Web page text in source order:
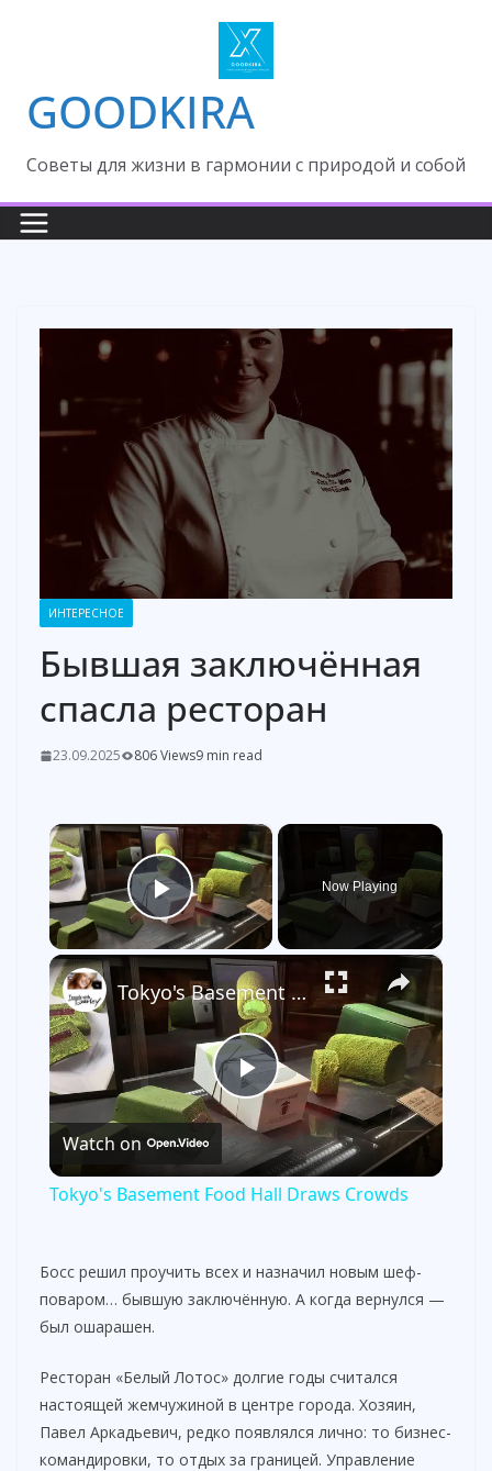
GOODKIRA
Cоветы для жизни в гармонии с природой и собой
ИНТЕРЕСНОЕ
Бывшая заключённая
спасла ресторан
23.09.2025 806 Views9 min read
×
Play Video
Now Playing
×
P
l
y
i
Tokyo's Basement Food Hall Draws Crowds
Watch on
Tokyo's Basement Food Hall Draws Crowds
Босс решил проучить всех и назначил новым шеф-
поваром… бывшую заключённую. А когда вернулся —
был ошарашен.
Ресторан «Белый Лотос» долгие годы считался
настоящей жемчужиной в центре города. Хозяин,
Павел Аркадьевич, редко появлялся лично: то бизнес-
командировки, то отдых за границей. Управление